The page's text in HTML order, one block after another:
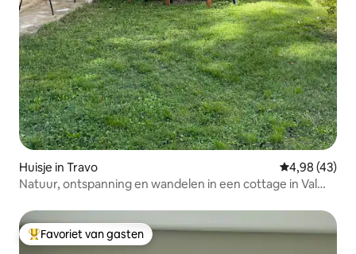
Huisje in Travo Gemiddelde
4,98 (43)
Natuur, ontspanning en wandelen in een cottage in Val
Topfavoriet van gasten
Favoriet van gasten